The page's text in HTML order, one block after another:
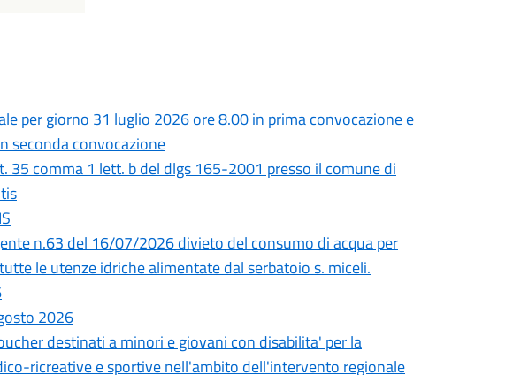
per giorno 31 luglio 2026 ore 8.00 in prima convocazione e
seconda convocazione
35 comma 1 lett. b del dlgs 165-2001 presso il comune di
n.63 del 16/07/2026 divieto del consumo di acqua per
le utenze idriche alimentate dal serbatoio s. miceli.
2026
destinati a minori e giovani con disabilita' per la
ricreative e sportive nell'ambito dell'intervento regionale